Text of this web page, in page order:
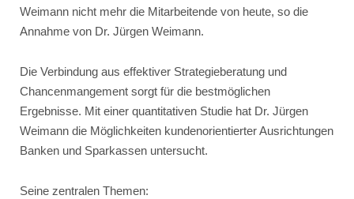
Weimann nicht mehr die Mitarbeitende von heute, so die
Annahme von Dr. Jürgen Weimann.
Die Verbindung aus effektiver Strategieberatung und
Chancenmangement sorgt für die bestmöglichen
Ergebnisse. Mit einer quantitativen Studie hat Dr. Jürgen
Weimann die Möglichkeiten kundenorientierter Ausrichtungen
Banken und Sparkassen untersucht.
Seine zentralen Themen: